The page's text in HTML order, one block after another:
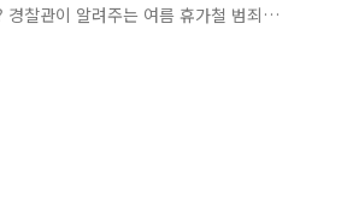
찰관이 알려주는 여름 휴가철 범죄
여자 친구와 유명 해수욕장으로 휴
어제 SNS에 친구들한테 휴가 자랑